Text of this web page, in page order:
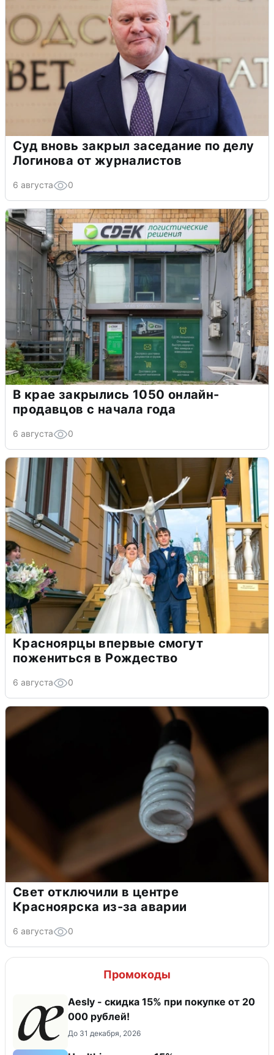
Суд вновь закрыл заседание по делу
Логинова от журналистов
6 августа 0
В крае закрылись 1050 онлайн-
продавцов с начала года
6 августа 0
Красноярцы впервые смогут
пожениться в Рождество
6 августа 0
Свет отключили в центре
Красноярска из-за аварии
6 августа 0
Промокоды
Aesly - скидка 15% при покупке от 20
000 рублей!
До 31 декабря, 2026